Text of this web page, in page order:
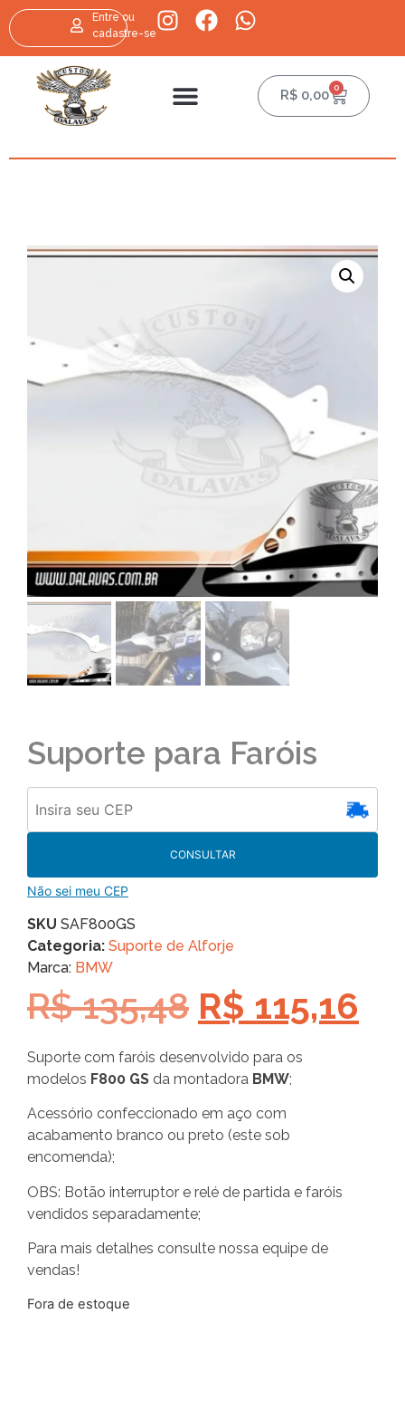
Entre ou
cadastre-se
R$ 0,00 0
Suporte para Faróis
CONSULTAR
Não sei meu CEP
SKU SAF800GS
Categoria: Suporte de Alforje
Marca: BMW
R$135,48 R$ 115,16
Suporte com faróis desenvolvido para os
modelos F800 GS da montadora BMW;
Acessório confeccionado em aço com
acabamento branco ou preto (este sob
encomenda);
OBS: Botão interruptor e relé de partida e faróis
vendidos separadamente;
Para mais detalhes consulte nossa equipe de
vendas!
Fora de estoque